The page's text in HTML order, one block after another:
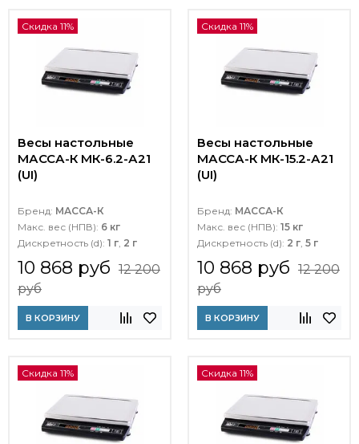
Скидка 11%
Весы настольные
МАССА-К МК-6.2-А21
(UI)
Бренд: МАССА-К
Макс. вес (НПВ): 6 кг
Дискретность (d): 1 г, 2 г
10 868 руб 12 200
руб
В КОРЗИНУ
Скидка 11%
Весы настольные
МАССА-К МК-15.2-А21
(UI)
Бренд: МАССА-К
Макс. вес (НПВ): 15 кг
Дискретность (d): 2 г, 5 г
10 868 руб 12 200
руб
В КОРЗИНУ
Скидка 11% Скидка 11%